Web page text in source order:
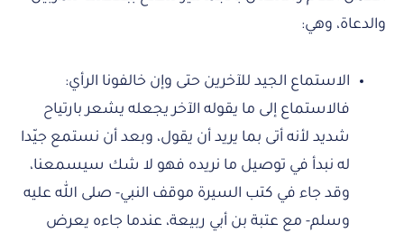
والدعاة، وهي:
الاستماع الجيد للآخرين حتى وإن خالفونا الرأي:
فالاستماع إلى ما يقوله الآخر يجعله يشعر بارتياح
شديد لأنه أتى بما يريد أن يقول، وبعد أن نستمع جيّدا
له نبدأ في توصيل ما نريده فهو لا شك سيسمعنا،
وقد جاء في كتب السيرة موقف النبي- صلى الله عليه
وسلم- مع عتبة بن أبي ربيعة، عندما جاءه يعرض